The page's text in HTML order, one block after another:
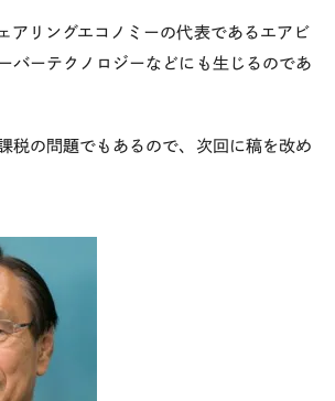
アリングエコノミーの代表であるエアビ
バーテクノロジーなどにも生じるのであ
税の問題でもあるので、次回に稿を改め